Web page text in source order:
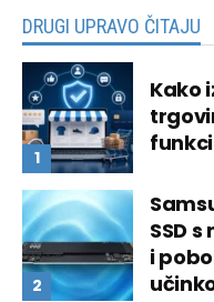
DRUGI UPRAVO ČITAJU
Kako
SSD
i